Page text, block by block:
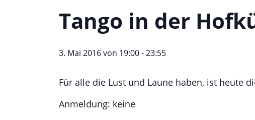
Tango in der
3. Mai 2016 von 19:00-23:55
Für alle die Lust und Laune haben, ist heute
Anmeldung: keine